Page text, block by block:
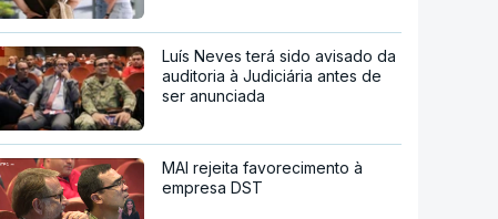
Luís Neves terá sido avisado da
auditoria à Judiciária antes de
ser anunciada
MAI rejeita favorecimento à
empresa DST